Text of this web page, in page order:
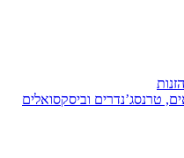
טרנסג’נדרים וביסקסואלים